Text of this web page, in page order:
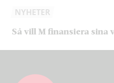
NYHETER
Så vill M finansiera sina